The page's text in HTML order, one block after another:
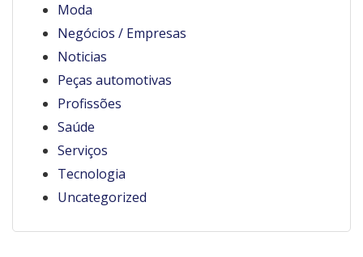
Moda
Negócios / Empresas
Noticias
Peças automotivas
Profissões
Saúde
Serviços
Tecnologia
Uncategorized